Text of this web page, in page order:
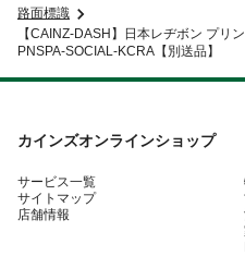
路面標識
【CAINZ-DASH】日本レヂボン プリ
PNSPA-SOCIAL-KCRA【別送品】
カインズオンラインショップ
サービス一覧
サイトマップ
店舗情報